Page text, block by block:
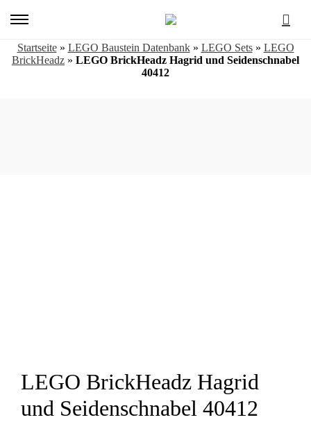
Menu
Startseite» LEGO Baustein Datenbank» LEGO Sets» LEGO
BrickHeadz » LEGO BrickHeadz Hagrid und Seidenschnabel
40412
LEGO BrickHeadz Hagrid
und Seidenschnabel 40412